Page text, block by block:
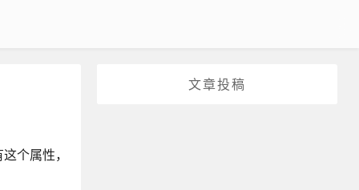
文章投稿
个属性，